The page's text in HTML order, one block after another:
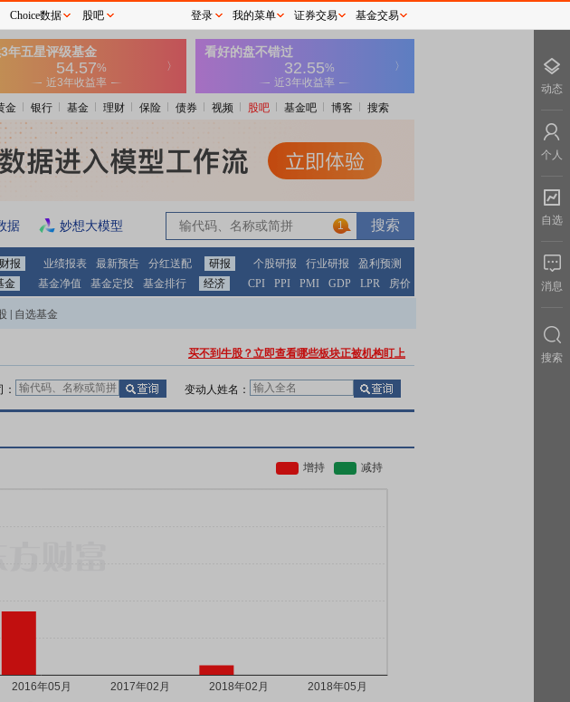
金 银行 基金 理财 保险 债券 视频 股吧 基金吧 博客 搜索
据 妙想大模型 1
财报 业绩报表 最新预告 分红送配 研报 个股研报 行业研报
盈利预测
金 基金净值 基金定投 基金排行 经济 CPI PPI PMI GDP LPR 房价
自选基金
买不到牛股？立即查看哪些板块正被机构盯上
变动人姓名：
Choice数据 股吧 登录 我的菜单 证券交易 基金交易
动态
个人
自选
消息
搜索